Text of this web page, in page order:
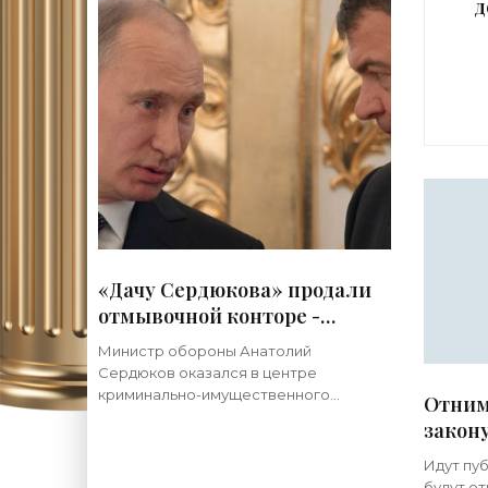
«Дачу Сердюкова» продали
отмывочной конторе -
«Недвижимость»
Министр обороны Анатолий
Сердюков оказался в центре
криминально-имущественного
Идут